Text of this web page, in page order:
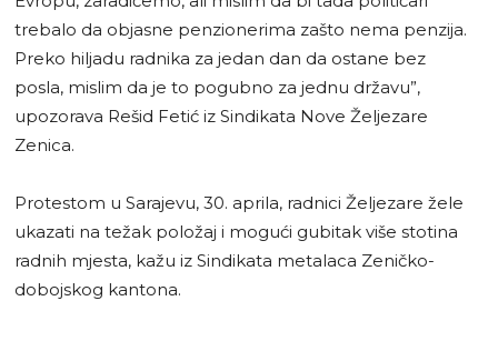
trebalo da objasne penzionerima zašto nema penzija.
Preko hiljadu radnika za jedan dan da ostane bez
posla, mislim da je to pogubno za jednu državu”,
upozorava Rešid Fetić iz Sindikata Nove Željezare
Zenica.
Protestom u Sarajevu, 30. aprila, radnici Željezare žele
ukazati na težak položaj i mogući gubitak više stotina
radnih mjesta, kažu iz Sindikata metalaca Zeničko-
dobojskog kantona.